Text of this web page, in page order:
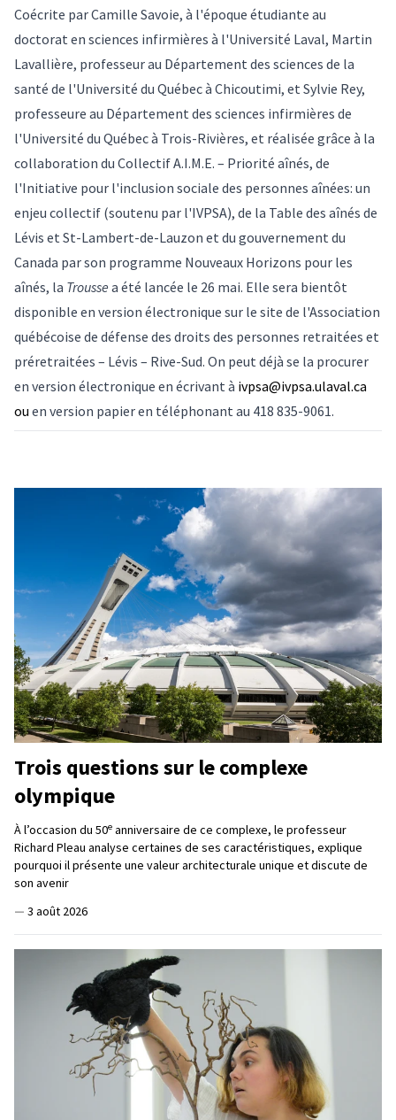
Coécrite par Camille Savoie, à l'époque étudiante au
doctorat en sciences infirmières à l'Université Laval, Martin
Lavallière, professeur au Département des sciences de la
santé de l'Université du Québec à Chicoutimi, et Sylvie Rey,
professeure au Département des sciences infirmières de
l'Université du Québec à Trois-Rivières, et réalisée grâce à la
collaboration du Collectif A.I.M.E. – Priorité aînés, de
l'Initiative pour l'inclusion sociale des personnes aînées: un
enjeu collectif (soutenu par l'IVPSA), de la Table des aînés de
Lévis et St-Lambert-de-Lauzon et du gouvernement du
Canada par son programme Nouveaux Horizons pour les
aînés, la Trousse a été lancée le 26 mai. Elle sera bientôt
disponible en version électronique sur le site de l'Association
québécoise de défense des droits des personnes retraitées et
préretraitées – Lévis – Rive-Sud. On peut déjà se la procurer
en version électronique en écrivant à ivpsa@ivpsa.ulaval.ca
ou en version papier en téléphonant au 418 835-9061.
Trois questions sur le complexe
olympique
À l’occasion du 50e anniversaire de ce complexe, le professeur
Richard Pleau analyse certaines de ses caractéristiques, explique
pourquoi il présente une valeur architecturale unique et discute de
son avenir
— 3 août 2026